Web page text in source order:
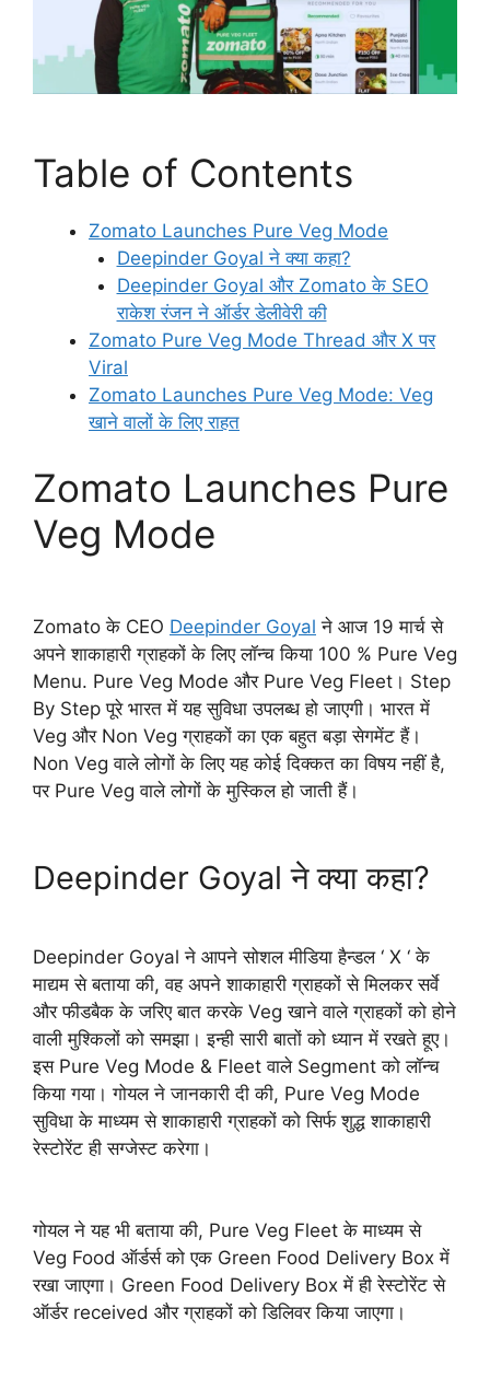
Table of Contents
Zomato Launches Pure Veg Mode
Deepinder Goyal ने क्या कहा?
Deepinder Goyal और Zomato के SEO
राकेश रंजन ने ऑर्डर डेलीवेरी की
Zomato Pure Veg Mode Thread और X पर
Viral
Zomato Launches Pure Veg Mode: Veg
खाने वालों के लिए राहत
Zomato Launches Pure
Veg Mode
Zomato के CEO Deepinder Goyal ने आज 19 मार्च से
अपने शाकाहारी ग्राहकों के लिए लॉन्च किया 100 % Pure Veg
Menu. Pure Veg Mode और Pure Veg Fleet। Step
By Step पूरे भारत में यह सुविधा उपलब्ध हो जाएगी। भारत में
Veg और Non Veg ग्राहकों का एक बहुत बड़ा सेगमेंट हैं।
Non Veg वाले लोगों के लिए यह कोई दिक्कत का विषय नहीं है,
पर Pure Veg वाले लोगों के मुस्किल हो जाती हैं।
Deepinder Goyal ने क्या कहा?
Deepinder Goyal ने आपने सोशल मीडिया हैन्डल ‘ X ‘ के
माद्यम से बताया की, वह अपने शाकाहारी ग्राहकों से मिलकर सर्वे
और फीडबैक के जरिए बात करके Veg खाने वाले ग्राहकों को होने
वाली मुश्किलों को समझा। इन्ही सारी बातों को ध्यान में रखते हूए।
इस Pure Veg Mode & Fleet वाले Segment को लॉन्च
किया गया। गोयल ने जानकारी दी की, Pure Veg Mode
सुविधा के माध्यम से शाकाहारी ग्राहकों को सिर्फ शुद्ध शाकाहारी
रेस्टोरेंट ही सग्जेस्ट करेगा।
गोयल ने यह भी बताया की, Pure Veg Fleet के माध्यम से
Veg Food ऑर्डर्स को एक Green Food Delivery Box में
रखा जाएगा। Green Food Delivery Box में ही रेस्टोरेंट से
ऑर्डर received और ग्राहकों को डिलिवर किया जाएगा।